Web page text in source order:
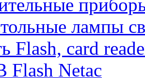
лампы
Flash, card
Flash Netac